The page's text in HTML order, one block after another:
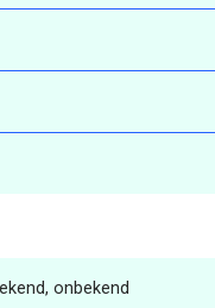
onbekend